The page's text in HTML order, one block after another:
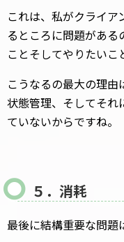
これは、私がクライ
るところに問題がある
ことそしてやりたいこ
こうなるの最大の理
状態管理、そしてそれ
ていないからですね。
５．消耗
最後に結構重要な問題